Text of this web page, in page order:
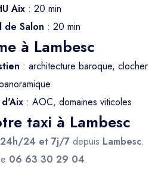
Aix: 20 min
de Salon : 20 min
à Lambesc
: architecture baroque, clocher
: AOC, domaines viticoles
taxi à Lambesc
24h/24 et 7j/7 depuis Lambesc.
06 63 30 29 04.